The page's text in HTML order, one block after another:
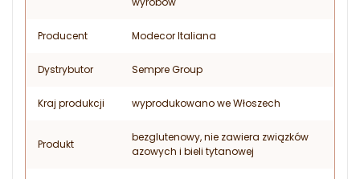
Producent Modecor Italiana
Dystrybutor Sempre Group
Kraj produkcji wyprodukowano we Włoszech
Produkt
bezglutenowy, nie zawiera związków
azowych i bieli tytanowej